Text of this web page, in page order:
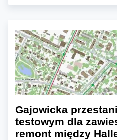
Gajowicka
testowym dla
remont między